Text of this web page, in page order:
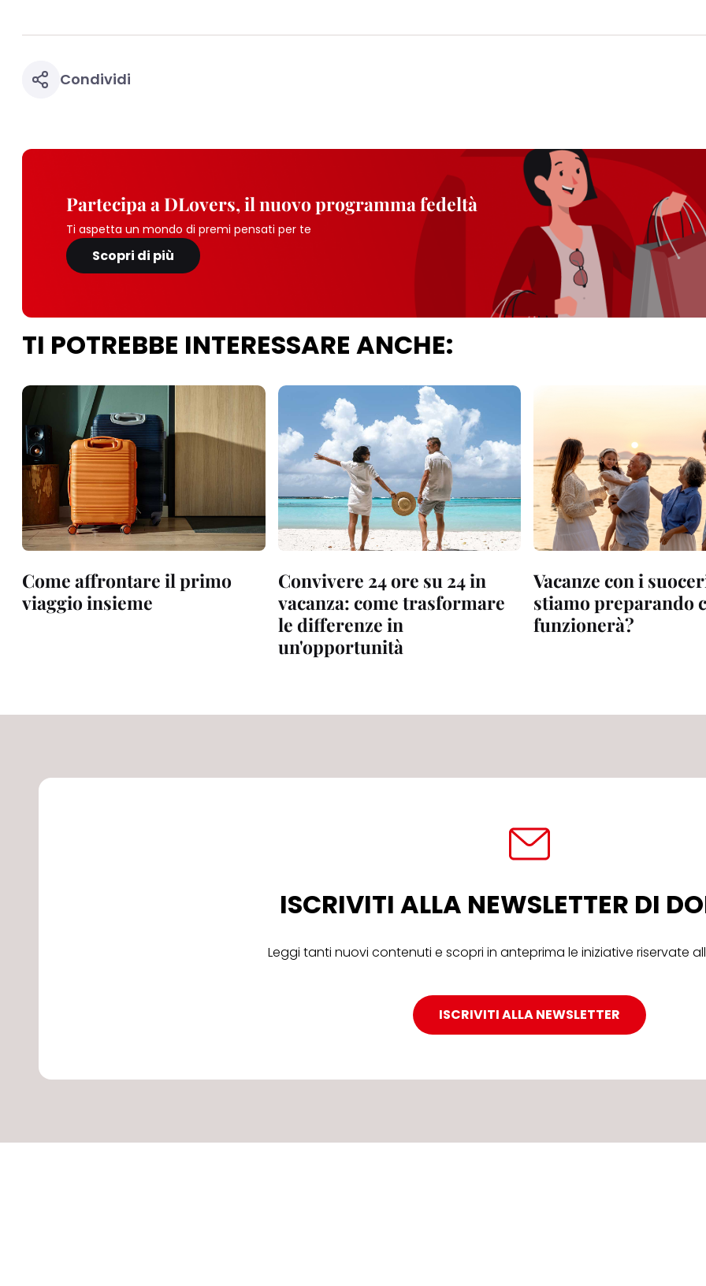
Condividi
Partecipa a DLovers, il nuovo programma fedeltà
Ti aspetta un mondo di premi pensati per te
Scopri di più
TI POTREBBE INTERESSARE ANCHE:
Come affrontare il primo
viaggio insieme
Convivere 24 ore su 24 in
vacanza: come trasformare
le differenze in
un'opportunità
Vacanze con i
stiamo preparando
funzionerà?
ISCRIVITI ALLA NEWSLETTER DI
Leggi tanti nuovi contenuti e scopri in anteprima le iniziative riservate
ISCRIVITI ALLA NEWSLETTER